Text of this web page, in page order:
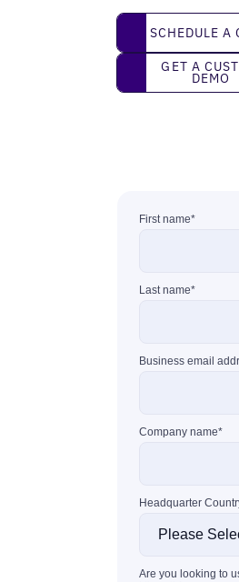
Schedule a call
SCHEDULE A
Get a custom
GET A
DEMO